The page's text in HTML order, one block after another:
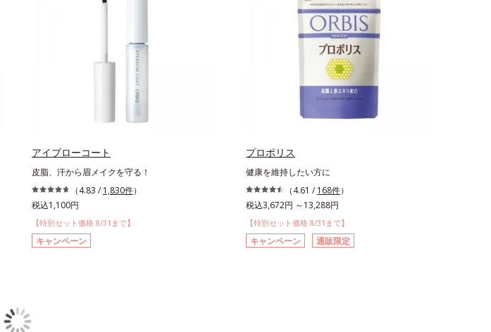
アイブローコート
皮脂、汗から眉メイクを守る！
（4.83 / 1,830件）
税込1,100円
【特別セット価格 8/31まで】
キャンペーン
プロポリス
健康を維持したい方に
（4.61 / 168件）
税込3,672円 ～13,288円
【特別セット価格 8/31まで】
キャンペーン 通販限定